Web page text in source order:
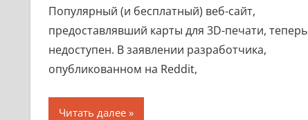
Популярный (и бесплатный) веб-сайт,
предоставлявший карты для 3D-печати, теперь
недоступен. В заявлении разработчика,
опубликованном на Reddit,
Читать далее